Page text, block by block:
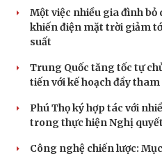
Một việc nhiều gia đình bỏ
khiến điện mặt trời giảm
suất
Trung Quốc tăng tốc tự
tiến với kế hoạch đầy
Phú Thọ ký hợp tác với
trong thực hiện Nghị
Công nghệ chiến lược: